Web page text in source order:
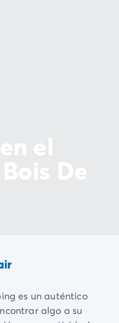
es un auténtico
algo a su